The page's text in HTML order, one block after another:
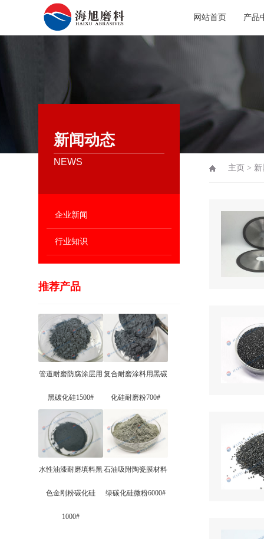
网站首页 产品
新闻动态
NEWS
企业新闻
行业知识
推荐产品
管道耐磨防腐涂层用
黑碳化硅1500#
复合耐磨涂料用黑碳
化硅耐磨粉700#
水性油漆耐磨填料黑
色金刚粉碳化硅
1000#
石油吸附陶瓷膜材料
绿碳化硅微粉6000#
主页 >